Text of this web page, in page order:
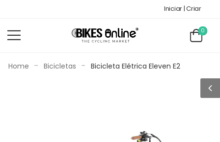
Iniciar | Criar
0
Home - Bicicletas - Bicicleta Elétrica Eleven E2